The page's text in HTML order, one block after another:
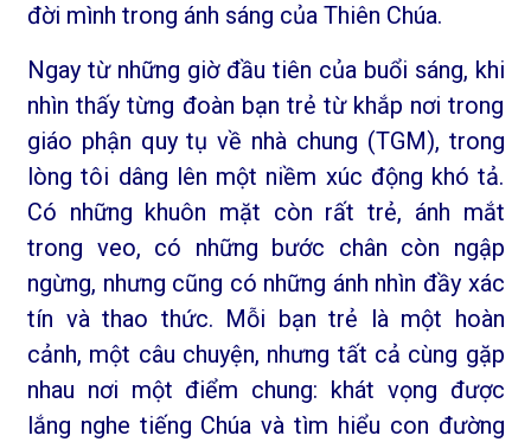
đời mình trong ánh sáng của Thiên Chúa.
Ngay từ những giờ đầu tiên của buổi sáng, khi
nhìn thấy từng đoàn bạn trẻ từ khắp nơi trong
giáo phận quy tụ về nhà chung (TGM), trong
lòng tôi dâng lên một niềm xúc động khó tả.
Có những khuôn mặt còn rất trẻ, ánh mắt
trong veo, có những bước chân còn ngập
ngừng, nhưng cũng có những ánh nhìn đầy xác
tín và thao thức. Mỗi bạn trẻ là một hoàn
cảnh, một câu chuyện, nhưng tất cả cùng gặp
nhau nơi một điểm chung: khát vọng được
lắng nghe tiếng Chúa và tìm hiểu con đường